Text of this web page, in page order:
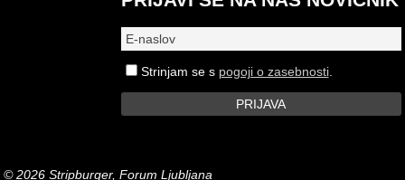
Strinjam se s pogoji o zasebnosti.
© 2026 Stripburger, Forum Ljubljana